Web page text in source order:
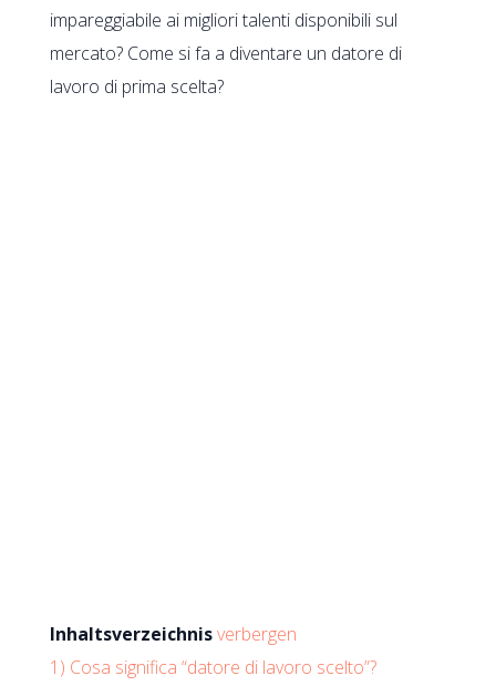
impareggiabile ai migliori talenti disponibili sul
mercato? Come si fa a diventare un datore di
lavoro di prima scelta?
Inhaltsverzeichnisverbergen
1) Cosa significa “datore di lavoro scelto”?